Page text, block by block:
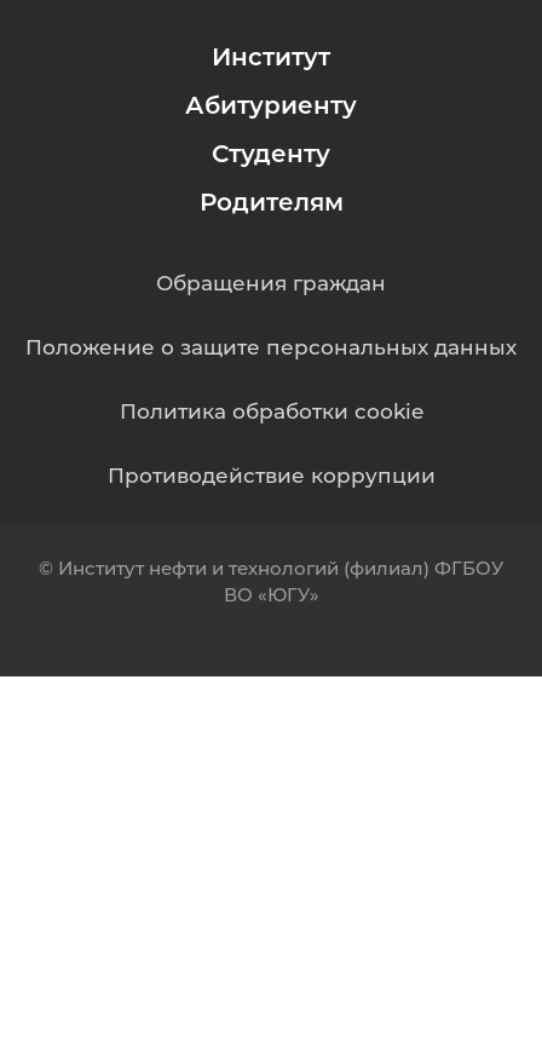
Институт
Абитуриенту
Студенту
Родителям
Обращения граждан
Положение о защите персональных данных
Политика обработки cookie
Противодействие коррупции
© Институт нефти и технологий (филиал) ФГБОУ
ВО «ЮГУ»